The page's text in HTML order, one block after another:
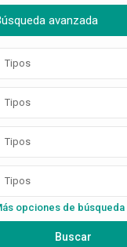
avanzada
Tipos
Tipos
Tipos
Tipos
opciones de búsqueda